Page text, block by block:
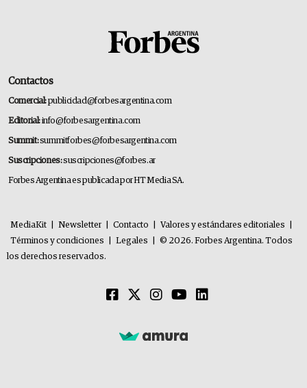
Contactos
Comercial:publicidad@forbesargentina.com
Editorial:info@forbesargentina.com
Summit:summitforbes@forbesargentina.com
Suscripciones:suscripciones@forbes.ar
Forbes Argentina es publicada por HT Media SA.
MediaKit Newsletter Contacto Valores y estándares editoriales
Términos y condiciones
Legales
© 2026. Forbes Argentina. Todos
los derechos reservados.